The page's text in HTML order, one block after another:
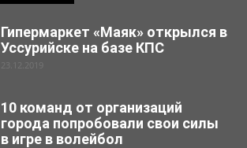
Гипермаркет «Маяк» открылся в
Уссурийске на базе КПС
23.12.2019
10 команд от организаций
города попробовали свои силы
в игре в волейбол